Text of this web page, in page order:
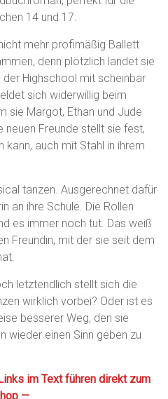
14 und 17.
mehr profimäßig Ballett
denn plötzlich landet sie
Highschool mit scheinbar
sich widerwillig beim
sie Margot, Ethan und Jude
neuen Freunde stellt sie fest,
auch mit Stahl in ihrem
tanzen. Ausgerechnet dafür
an ihre Schule. Die Rollen
es immer noch tut. Das weiß
Freundin, mit der sie seit dem
letztendlich stellt sich die
wirklich vorbei? Oder ist es
besserer Weg, den sie
wieder einen Sinn geben zu
im Text führen direkt zum
—